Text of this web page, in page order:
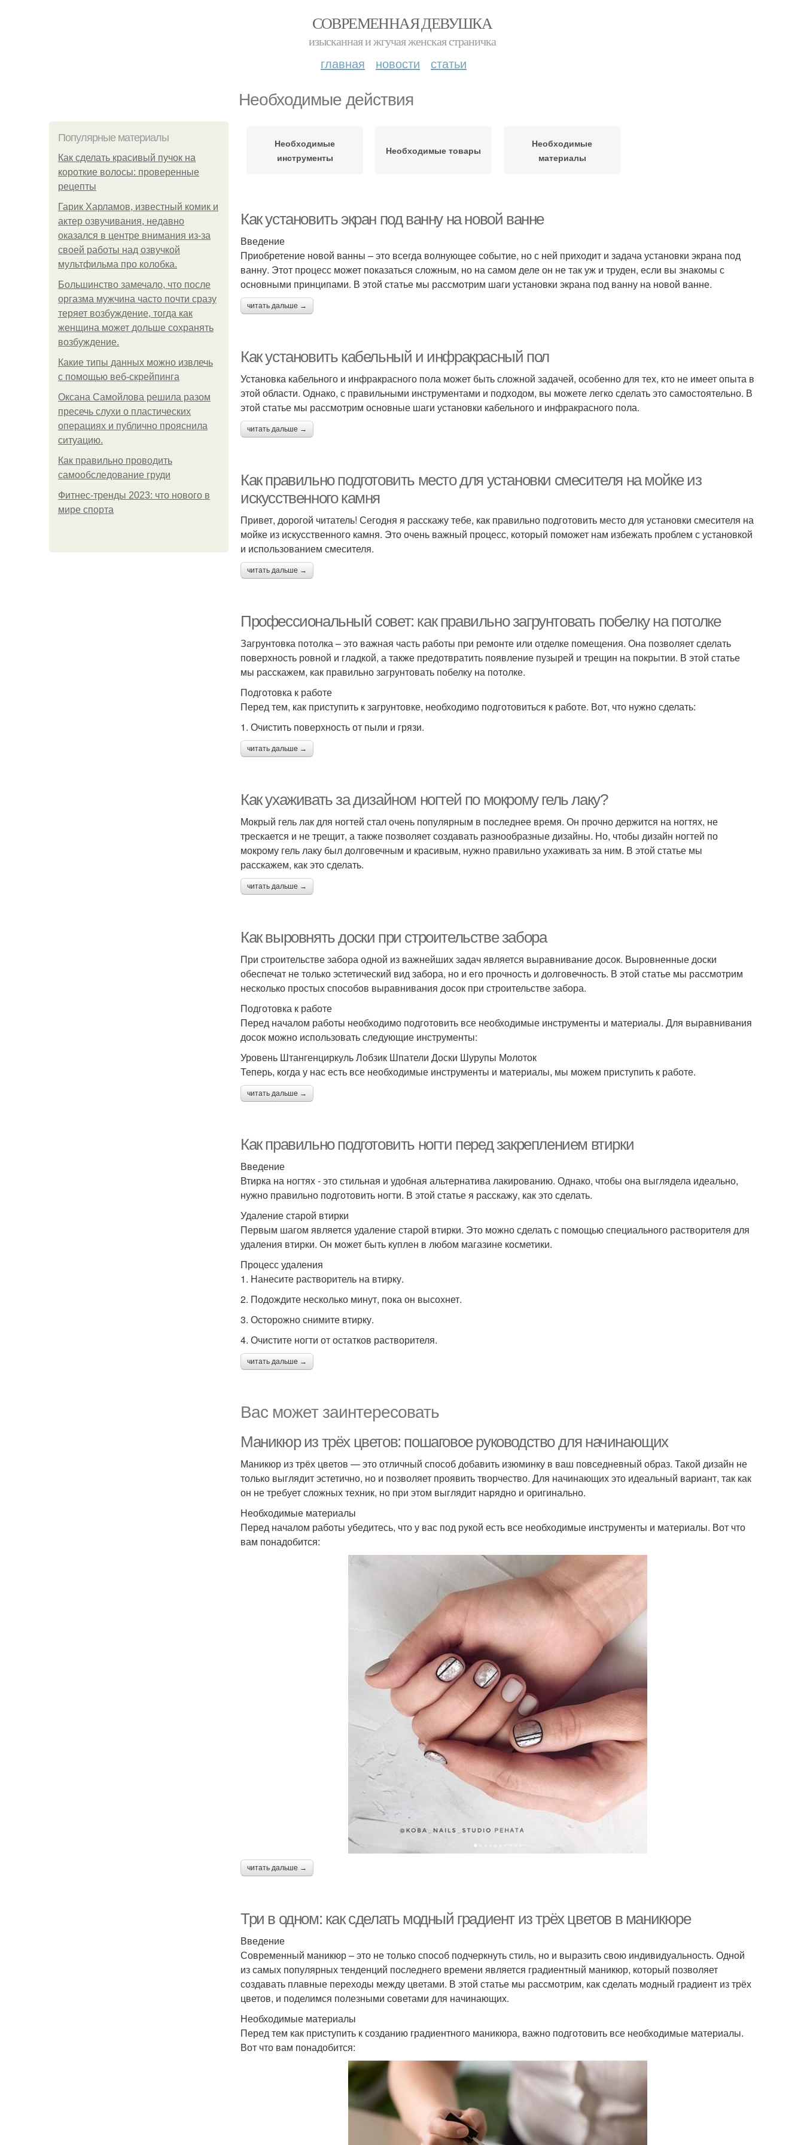
СОВРЕМЕННАЯ ДЕВУШКА
изысканная и жгучая женская страничка
главная новости статьи
Необходимые действия
Популярные материалы
Как сделать красивый пучок на
короткие волосы: проверенные
рецепты
Гарик Харламов, известный комик и
актер озвучивания, недавно
оказался в центре внимания из-за
своей работы над озвучкой
мультфильма про колобка.
Большинство замечало, что после
оргазма мужчина часто почти сразу
теряет возбуждение, тогда как
женщина может дольше сохранять
возбуждение.
Какие типы данных можно извлечь
с помощью веб-скрейпинга
Оксана Самойлова решила разом
пресечь слухи о пластических
операциях и публично прояснила
ситуацию.
Как правильно проводить
самообследование груди
Фитнес-тренды 2023: что нового в
мире спорта
Необходимые
инструменты
Необходимые товары
Необходимые
материалы
Как установить экран под ванну на новой ванне
Введение
Приобретение новой ванны – это всегда волнующее событие, но с ней приходит и задача установки экрана под
ванну. Этот процесс может показаться сложным, но на самом деле он не так уж и труден, если вы знакомы с
основными принципами. В этой статье мы рассмотрим шаги установки экрана под ванну на новой ванне.
читать дальше →
Как установить кабельный и инфракрасный пол
Установка кабельного и инфракрасного пола может быть сложной задачей, особенно для тех, кто не имеет опыта в
этой области. Однако, с правильными инструментами и подходом, вы можете легко сделать это самостоятельно. В
этой статье мы рассмотрим основные шаги установки кабельного и инфракрасного пола.
читать дальше →
Как правильно подготовить место для установки смесителя на мойке из
искусственного камня
Привет, дорогой читатель! Сегодня я расскажу тебе, как правильно подготовить место для установки смесителя на
мойке из искусственного камня. Это очень важный процесс, который поможет нам избежать проблем с установкой
и использованием смесителя.
читать дальше →
Профессиональный совет: как правильно загрунтовать побелку на потолке
Загрунтовка потолка – это важная часть работы при ремонте или отделке помещения. Она позволяет сделать
поверхность ровной и гладкой, а также предотвратить появление пузырей и трещин на покрытии. В этой статье
мы расскажем, как правильно загрунтовать побелку на потолке.
Подготовка к работе
Перед тем, как приступить к загрунтовке, необходимо подготовиться к работе. Вот, что нужно сделать:
1. Очистить поверхность от пыли и грязи.
читать дальше →
Как ухаживать за дизайном ногтей по мокрому гель лаку?
Мокрый гель лак для ногтей стал очень популярным в последнее время. Он прочно держится на ногтях, не
трескается и не трещит, а также позволяет создавать разнообразные дизайны. Но, чтобы дизайн ногтей по
мокрому гель лаку был долговечным и красивым, нужно правильно ухаживать за ним. В этой статье мы
расскажем, как это сделать.
читать дальше →
Как выровнять доски при строительстве забора
При строительстве забора одной из важнейших задач является выравнивание досок. Выровненные доски
обеспечат не только эстетический вид забора, но и его прочность и долговечность. В этой статье мы рассмотрим
несколько простых способов выравнивания досок при строительстве забора.
Подготовка к работе
Перед началом работы необходимо подготовить все необходимые инструменты и материалы. Для выравнивания
досок можно использовать следующие инструменты:
Уровень Штангенциркуль Лобзик Шпатели Доски Шурупы Молоток
Теперь, когда у нас есть все необходимые инструменты и материалы, мы можем приступить к работе.
читать дальше →
Как правильно подготовить ногти перед закреплением втирки
Введение
Втирка на ногтях - это стильная и удобная альтернатива лакированию. Однако, чтобы она выглядела идеально,
нужно правильно подготовить ногти. В этой статье я расскажу, как это сделать.
Удаление старой втирки
Первым шагом является удаление старой втирки. Это можно сделать с помощью специального растворителя для
удаления втирки. Он может быть куплен в любом магазине косметики.
Процесс удаления
1. Нанесите растворитель на втирку.
2. Подождите несколько минут, пока он высохнет.
3. Осторожно снимите втирку.
4. Очистите ногти от остатков растворителя.
читать дальше →
Вас может заинтересовать
Маникюр из трёх цветов: пошаговое руководство для начинающих
Маникюр из трёх цветов — это отличный способ добавить изюминку в ваш повседневный образ. Такой дизайн не
только выглядит эстетично, но и позволяет проявить творчество. Для начинающих это идеальный вариант, так как
он не требует сложных техник, но при этом выглядит нарядно и оригинально.
Необходимые материалы
Перед началом работы убедитесь, что у вас под рукой есть все необходимые инструменты и материалы. Вот что
вам понадобится:
читать дальше →
Три в одном: как сделать модный градиент из трёх цветов в маникюре
Введение
Современный маникюр – это не только способ подчеркнуть стиль, но и выразить свою индивидуальность. Одной
из самых популярных тенденций последнего времени является градиентный маникюр, который позволяет
создавать плавные переходы между цветами. В этой статье мы рассмотрим, как сделать модный градиент из трёх
цветов, и поделимся полезными советами для начинающих.
Необходимые материалы
Перед тем как приступить к созданию градиентного маникюра, важно подготовить все необходимые материалы.
Вот что вам понадобится: